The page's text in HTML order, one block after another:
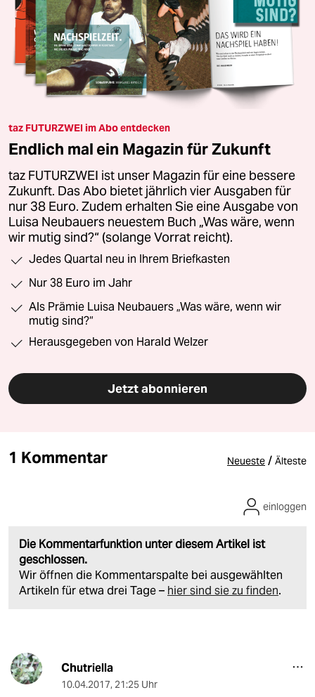
taz FUTURZWEI im Abo entdecken
Endlich mal ein Magazin für Zukunft
taz FUTURZWEI ist unser Magazin für eine bessere
Zukunft. Das Abo bietet jährlich vier Ausgaben für
nur 38 Euro. Zudem erhalten Sie eine Ausgabe von
Luisa Neubauers neuestem Buch „Was wäre, wenn
wir mutig sind?“ (solange Vorrat reicht).
Jedes Quartal neu in Ihrem Briefkasten
Nur 38 Euro im Jahr
Als Prämie Luisa Neubauers „Was wäre, wenn wir
mutig sind?“
Herausgegeben von Harald Welzer
Jetzt abonnieren
1 Kommentar Neueste / Älteste
Die Kommentarfunktion unter diesem Artikel ist
geschlossen.
Wir öffnen die Kommentarspalte bei ausgewählten
Artikeln für etwa drei Tage – hier sind sie zu finden.
einloggen
Chutriella
10.04.2017, 21:25 Uhr